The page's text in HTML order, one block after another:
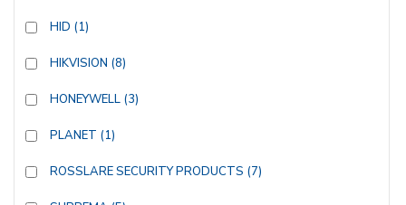
HID (1)
HIKVISION (8)
HONEYWELL (3)
PLANET (1)
ROSSLARE SECURITY PRODUCTS (7)